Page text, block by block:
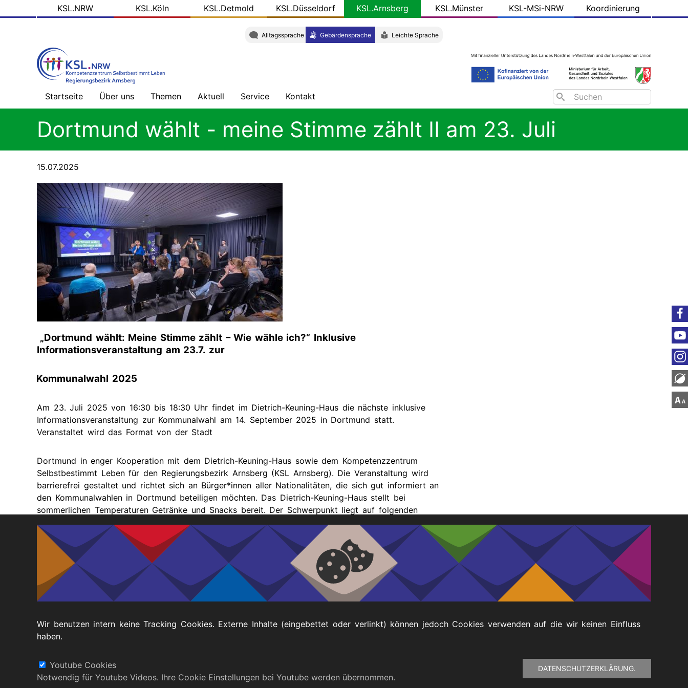
zum
KSLKSL.NRW KSL.Köln KSL.Detmold KSL.Düsseldorf KSL.Arnsberg KSL.Münster KSL-MSi-NRW Koordinierung
Alltagssprache Gebärdensprache Leichte Sprache
Search
Startseite Über uns
Willkommen
unserer
Das
tun
wir
Themen
Gesundheitsversorgung
ohne
Barrieren
Alles,
was
Recht
ist
Gut
Bescheid
wissen
(Leichte
Sprache)
Gute
Beispiele
dem
Regierungsbezirk
Merkmal:
Frau?!
bestimmen
Aktuell
-
Übersicht
Soziale
Medien
Zuküntige
Termine
Vergangene
Termine
Service
Veröffentlichungen
Konkret
zu
wissen
-
Newsletter
Presse
Links
Kontakt
Adresse
Dortmund wählt - meine Stimme zählt II am 23. Juli
15.07.2025
„Dortmund wählt: Meine Stimme zählt – Wie wähle ich?“ Inklusive
Informationsveranstaltung am 23.7. zur
Kommunalwahl 2025
Am 23. Juli 2025 von 16:30 bis 18:30 Uhr findet im Dietrich-Keuning-Haus die nächste inklusive
Informationsveranstaltung zur Kommunalwahl am 14. September 2025 in Dortmund statt.
Veranstaltet wird das Format von der Stadt
Dortmund in enger Kooperation mit dem Dietrich-Keuning-Haus sowie dem Kompetenzzentrum
Selbstbestimmt Leben für den Regierungsbezirk Arnsberg (KSL Arnsberg). Die Veranstaltung wird
barrierefrei gestaltet und richtet sich an Bürger*innen aller Nationalitäten, die sich gut informiert an
den Kommunalwahlen in Dortmund beteiligen möchten. Das Dietrich-Keuning-Haus stellt bei
sommerlichen Temperaturen Getränke und Snacks bereit. Der Schwerpunkt liegt auf folgenden
Fragen:
Was ist die Wahlbenachrichtigung?
Wie kann ich wählen?
Wie kann ich bei der Wahl unterstützt werden?
Wir benutzen intern keine Tracking Cookies. Externe Inhalte (eingebettet oder verlinkt) können jedoch Cookies verwenden auf die wir keinen Einfluss
haben.
DATENSCHUTZERKLÄRUNG.
Youtube Cookies
Notwendig für Youtube Videos. Ihre Cookie Einstellungen bei Youtube werden übernommen.